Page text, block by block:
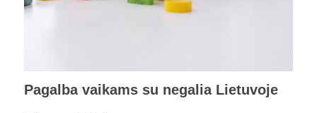
Pagalba vaikams su negalia Lietuvoje